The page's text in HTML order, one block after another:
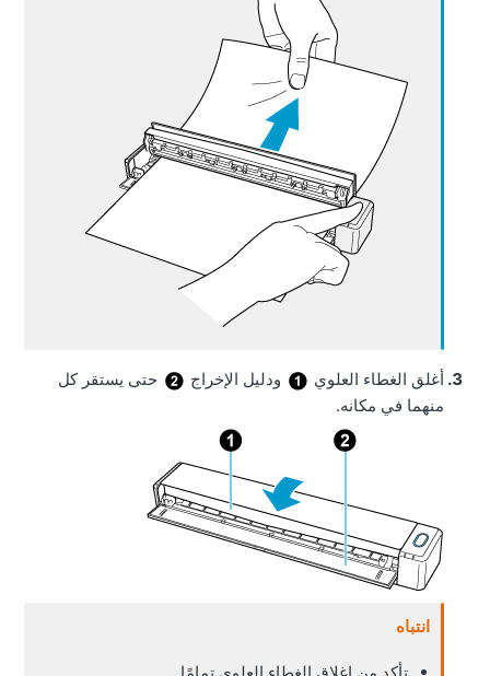
أغلق الغطاء العلوي ودليل الإخراج
حتى يستقر كل
منهما في مكانه.
انتباه